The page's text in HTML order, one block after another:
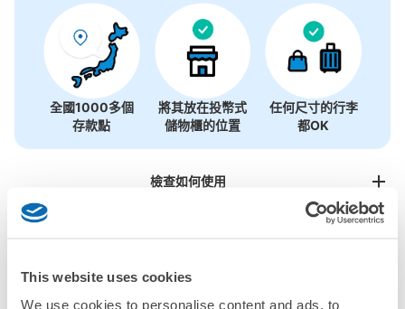
This website uses cookies
We use cookies to personalise content and ads, to
全國1000多個
存款點
將其放在投幣式
儲物櫃的位置
任何尺寸的行李
都OK
檢查如何使用